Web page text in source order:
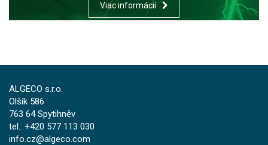
Viac informácií
ALGECO s.r.o.
Olšík 586
763 64 Spytihněv
tel.: +420 577 113 030
info.cz@algeco.com